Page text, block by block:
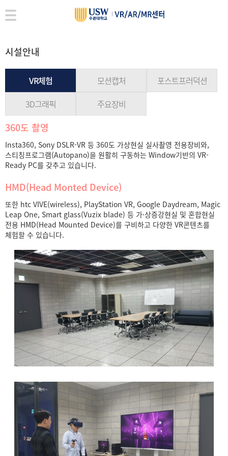
시설안내
VR체험 모션캡처
포스트프러덕션
3D그래픽
주요장비
360도 촬영
Insta360, Sony DSLR-VR 등 360도 가상현실 실사촬영 전용장비와,
스티칭프로그램(Autopano)을 원활히 구동하는 Window기반의 VR-
Ready PC를 갖추고 있습니다.
HMD(Head Monted Device)
또한 htc VIVE(wireless), PlayStation VR, Google Daydream, Magic
Leap One, Smart glass(Vuzix blade) 등 가상〮증강현실 및 혼합현실
전용 HMD(Head Mounted Device)를 구비하고 다양한 VR콘텐츠를
체험할 수 있습니다.